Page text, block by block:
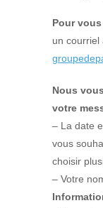
Pour
un courriel
Nous
votre
– La date
vous
choisir
– Votre